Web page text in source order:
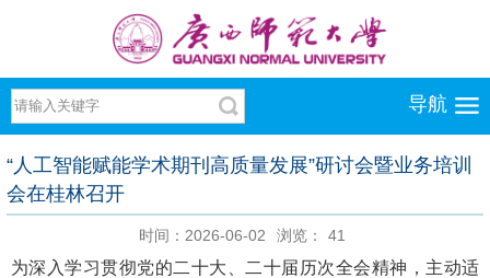
导航
“人工智能赋能学术期刊高质量发展”研讨会暨业务培训
会在桂林召开
时间：2026-06-02 浏览： 41
为深入学习贯彻党的二十大、二十届历次全会精神，主动适